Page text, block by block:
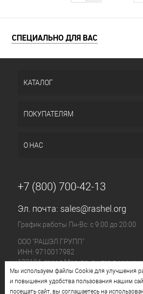
СПЕЦИАЛЬНО ДЛЯ ВАС
КАТАЛОГ
ПОКУПАТЕЛЯМ
О НАС
+7 (800) 700-42-13
Эл. почта: sales@rashel.org
График работы Пн-Вс: с 9:00 до 20:00
ООО "РАШЭЛ ГРУПП"
ИНН: 9710017982
123104, город Москва, вн.тер.г.
Пресненский, ул. Большая Бронная, д.
помещ. I, ком. №11
Мы используем файлы Cookie для улучшения
и повышения удобства пользования нашим
посещать сайт, вы соглашаетесь на